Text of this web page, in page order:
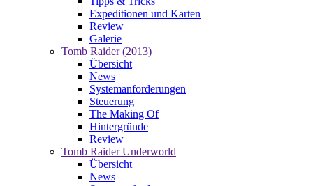
Expeditionen und Karten
Review
Galerie
Tomb Raider (2013)
Übersicht
News
Systemanforderungen
Steuerung
The Making Of
Hintergründe
Review
Tomb Raider Underworld
Übersicht
News